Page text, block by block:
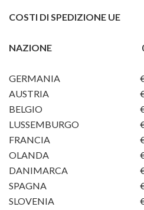
COSTI DI SPEDIZIONE UE
NAZIONE
GERMANIA
AUSTRIA
BELGIO
LUSSEMBURGO
FRANCIA
OLANDA
DANIMARCA
SPAGNA
SLOVENIA